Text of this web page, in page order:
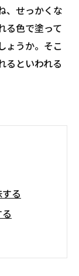
、せっかくな
る色で塗って
ょうか。そこ
るといわれる
る